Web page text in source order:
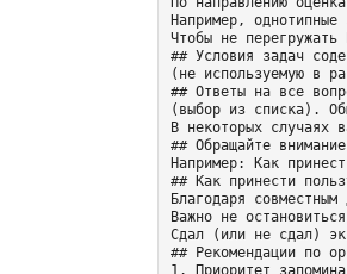
Например, однотипные
Чтобы не
## Условия задач
(не используемую в
## Ответы на все
(выбор из списка).
В некоторых случаях
## Обращайте
Например: Как
## Как принести
Благодаря
Важно не
Сдал (или не сдал)
## Рекомендации по
1. Приоритет